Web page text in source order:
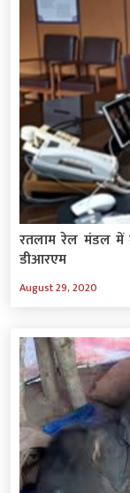
रतलाम रेल मंडल में
डीआरएम
August 29, 2020